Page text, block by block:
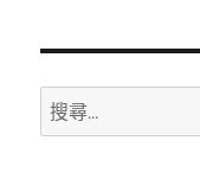
搜
尋